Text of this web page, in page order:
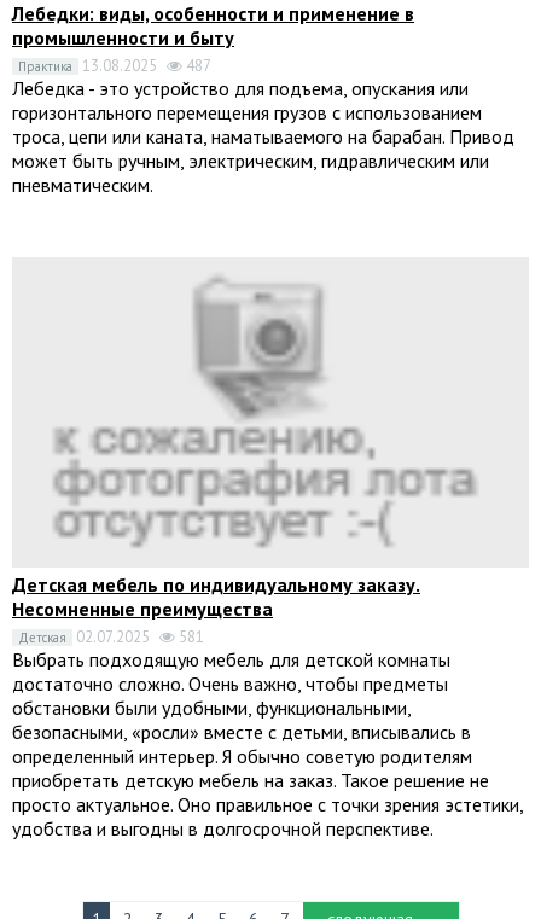
Лебедки: виды, особенности и применение в
промышленности и быту
Практика 13.08.2025 487
Лебедка - это устройство для подъема, опускания или
горизонтального перемещения грузов с использованием
троса, цепи или каната, наматываемого на барабан. Привод
может быть ручным, электрическим, гидравлическим или
пневматическим.
Детская мебель по индивидуальному заказу.
Несомненные преимущества
Детская 02.07.2025 581
Выбрать подходящую мебель для детской комнаты
достаточно сложно. Очень важно, чтобы предметы
обстановки были удобными, функциональными,
безопасными, «росли» вместе с детьми, вписывались в
определенный интерьер. Я обычно советую родителям
приобретать детскую мебель на заказ. Такое решение не
просто актуальное. Оно правильное с точки зрения эстетики,
удобства и выгодны в долгосрочной перспективе.